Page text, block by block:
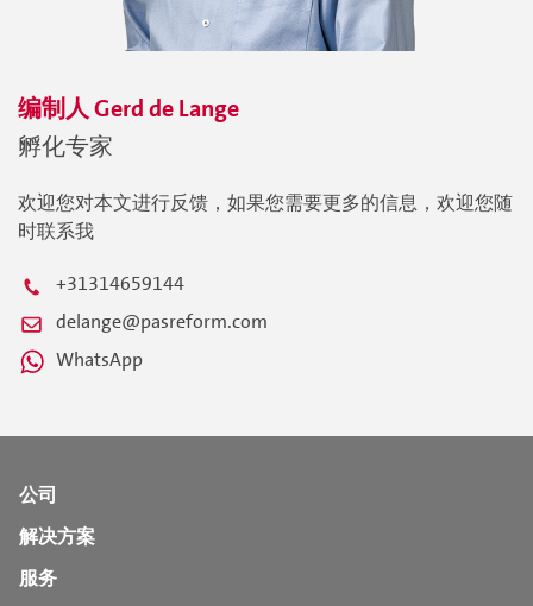
编制人Gerdde Lange
孵化专家
欢迎您对本文进行反馈，如果您需要更多的信息，欢迎您随
时联系我
+31314659144
delange@pasreform.com
WhatsApp
公司
解决方案
服务